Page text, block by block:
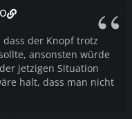
der Knopf trotz
ansonsten würde
jetzigen Situation
halt, dass man nicht